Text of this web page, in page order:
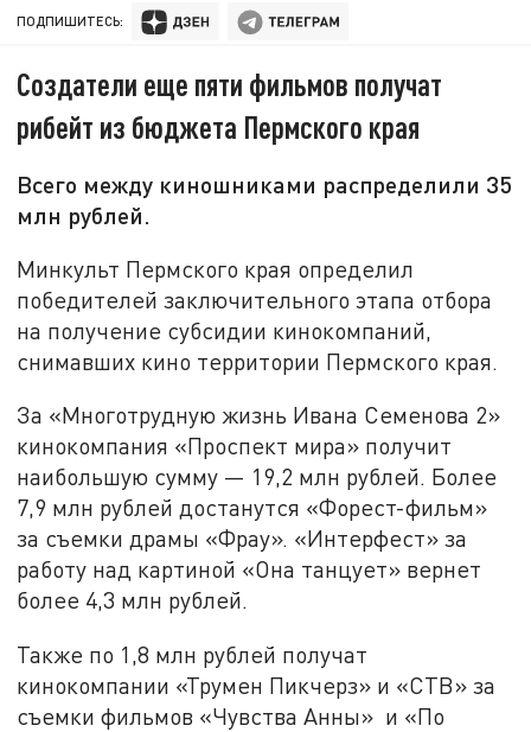
ПОДПИШИТЕСЬ:
Создатели еще пяти фильмов получат
рибейт из бюджета Пермского края
Всего между киношниками распределили 35
млн рублей.
Минкульт Пермского края определил
победителей заключительного этапа отбора
на получение субсидии кинокомпаний,
снимавших кино территории Пермского края.
За «Многотрудную жизнь Ивана Семенова 2»
кинокомпания «Проспект мира» получит
наибольшую сумму — 19,2 млн рублей. Более
7,9 млн рублей достанутся «Форест-фильм»
за съемки драмы «Фрау». «Интерфест» за
работу над картиной «Она танцует» вернет
более 4,3 млн рублей.
Также по 1,8 млн рублей получат
кинокомпании «Трумен Пикчерз» и «СТВ» за
съемки фильмов «Чувства Анны» и «По